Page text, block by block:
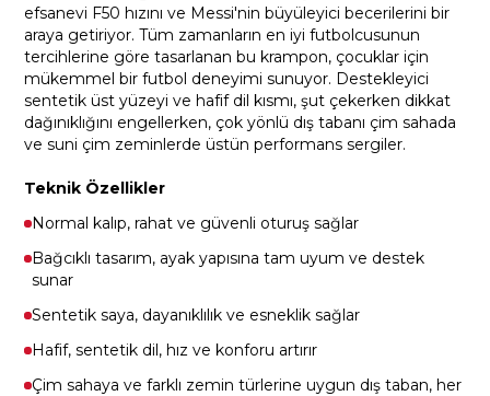
efsanevi F50 hızını ve Messi'nin büyüleyici becerilerini bir
araya getiriyor. Tüm zamanların en iyi futbolcusunun
tercihlerine göre tasarlanan bu krampon, çocuklar için
mükemmel bir futbol deneyimi sunuyor. Destekleyici
sentetik üst yüzeyi ve hafif dil kısmı, şut çekerken dikkat
dağınıklığını engellerken, çok yönlü dış tabanı çim sahada
ve suni çim zeminlerde üstün performans sergiler.
Teknik Özellikler
Normal kalıp, rahat ve güvenli oturuş sağlar
Bağcıklı tasarım, ayak yapısına tam uyum ve destek
sunar
Sentetik saya, dayanıklılık ve esneklik sağlar
Hafif, sentetik dil, hız ve konforu artırır
Çim sahaya ve farklı zemin türlerine uygun dış taban, her